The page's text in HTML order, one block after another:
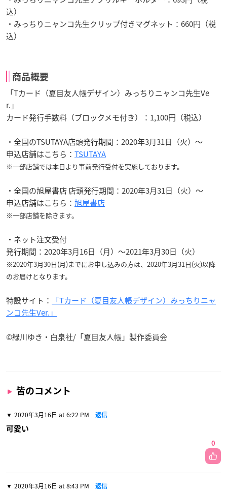
込）
・みっちりニャンコ先生クリップ付きマグネット：660円（税
込）
商品概要
「Tカード（夏目友人帳デザイン）みっちりニャンコ先生Ve
r.」
カード発行手数料（ブロックメモ付き）：1,100円（税込）
・全国のTSUTAYA店頭発行期間：2020年3月31日（火）～
申込店舗はこちら： TSUTAYA
※一部店舗では本日より事前発行受付を実施しております。
・全国の旭屋書店 店頭発行期間：2020年3月31日（火）～
申込店舗はこちら： 旭屋書店
※一部店舗を除きます。
・ネット注文受付
発行期間：2020年3月16日（月）～2021年3月30日（火）
※2020年3月30日(月)までにお申し込みの方は、2020年3月31日(火)以降
のお届けとなります。
特設サイト：
「Tカード（夏目友人帳デザイン）みっちりニャ
ンコ先生Ver.」
©緑川ゆき・白泉社/「夏目友人帳」製作委員会
皆のコメント
2020年3月16日 at 6:22 PM 返信
可愛い
0
2020年3月16日 at 8:43 PM 返信